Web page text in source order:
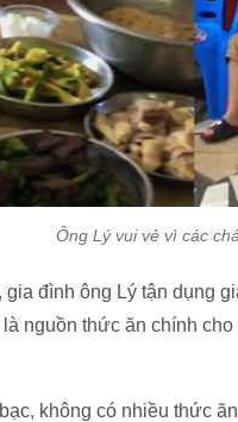
Ông Lý vui vẻ vì các
đình ông Lý tận dụng
nguồn thức ăn chính
không có nhiều thức